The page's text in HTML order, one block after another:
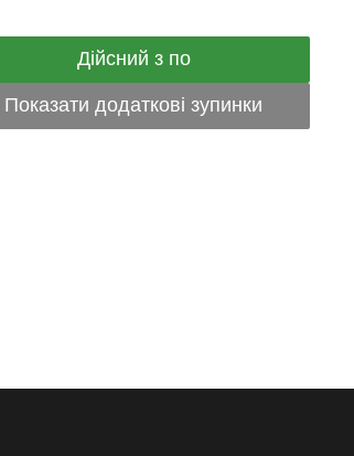
Дійсний з по
Показати додаткові зупинки